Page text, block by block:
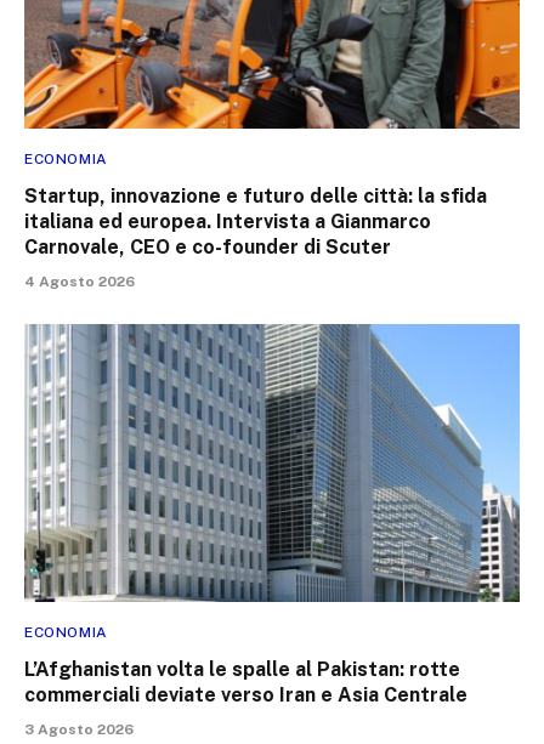
ECONOMIA
Startup, innovazione e futuro delle città: la sfida
italiana ed europea. Intervista a Gianmarco
Carnovale, CEO e co-founder di Scuter
4 Agosto 2026
ECONOMIA
L’Afghanistan volta le spalle al Pakistan: rotte
commerciali deviate verso Iran e Asia Centrale
3 Agosto 2026